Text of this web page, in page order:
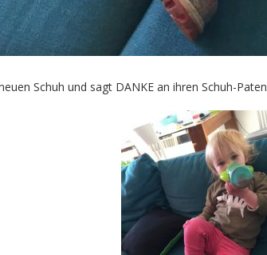
Schuh und sagt DANKE an ihren Schuh-Paten